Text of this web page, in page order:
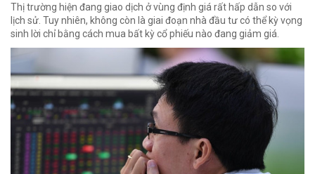
Thị trường hiện đang giao dịch ở vùng định giá rất hấp dẫn so với
lịch sử. Tuy nhiên, không còn là giai đoạn nhà đầu tư có thể kỳ vọng
sinh lời chỉ bằng cách mua bất kỳ cổ phiếu nào đang giảm giá.